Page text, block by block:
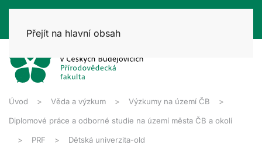
Přejít na hlavní obsah
Úvod Věda a výzkum Výzkumy na území ČB
Diplomové práce a odborné studie na území města ČB a okolí
PRF Dětská univerzita-old